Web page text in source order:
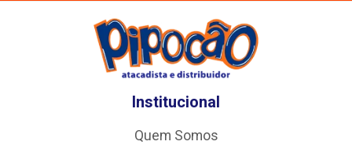
Institucional
Quem Somos